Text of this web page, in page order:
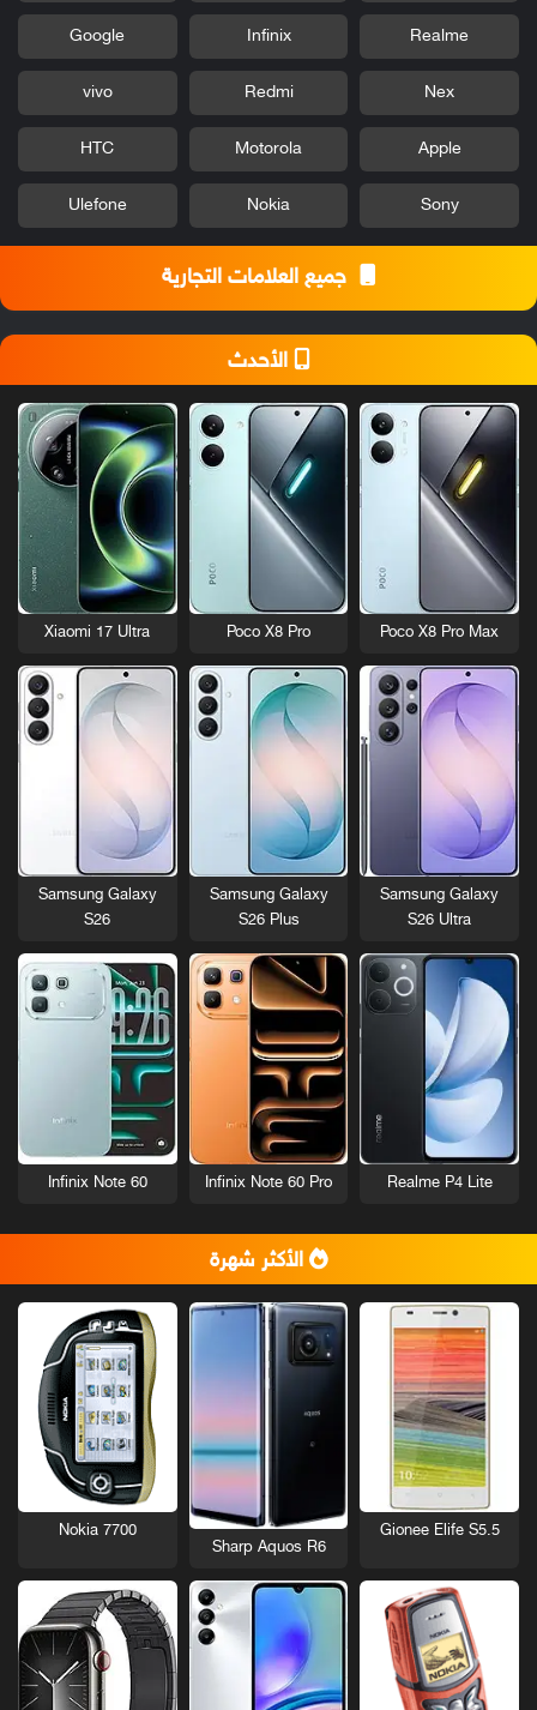
Realme
Infinix
Google
Nex
Redmi
vivo
Apple
Motorola
HTC
Sony
Nokia
Ulefone
جميع العلامات التجارية
الأحدث
Poco X8 Pro Max
Poco X8 Pro
Xiaomi 17 Ultra
Samsung Galaxy
S26 Ultra
Samsung Galaxy
S26 Plus
Samsung Galaxy
S26
Realme P4 Lite
Infinix Note 60 Pro
Infinix Note 60
الأكثر شهرة
Gionee Elife S5.5
Sharp Aquos R6
Nokia 7700